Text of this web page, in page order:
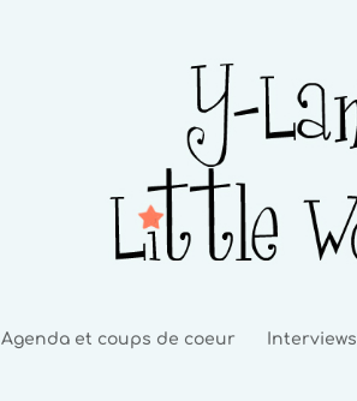
Agenda et coups de coeur Interviews